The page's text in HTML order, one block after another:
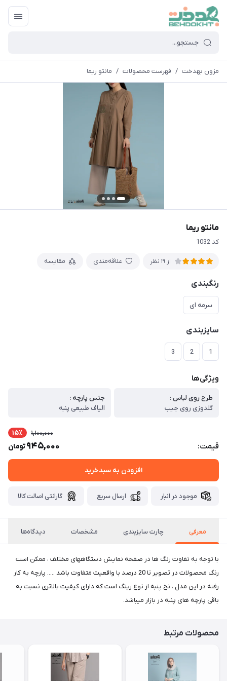
مزون بهدخت / فهرست محصولات / مانتو ریما
مانتو ریما
کد 1032
از 19 نظر علاقه‌مندی مقایسه
رنگبندی
سرمه ای
سایزبندی
1
2
3
ویژگی‌ها
طرح روی لباس :
گلدوزی روی جیب
جنس پارچه :
الیاف طبیعی پنبه
قیمت:
1,100,000 15٪
945,000تومان
افزودن به سبدخرید
موجود در انبار ارسال سریع گارانتی اصالت کالا
معرفی چارت سایزبندی مشخصات دیدگاه‌ها
با توجه به تفاوت رنگ ها در صفحه نمایش دستگاههای مختلف ، ممکن است
رنگ محصولات در تصویر تا 20 درصد با واقعیت متفاوت باشد ..... پارچه به کار
رفته در این مدل ، نخ پنبه از نوع رینگ است که دارای کیفیت بالاتری نسبت به
باقی پارچه های پنبه در بازار میباشد.
محصولات مرتبط